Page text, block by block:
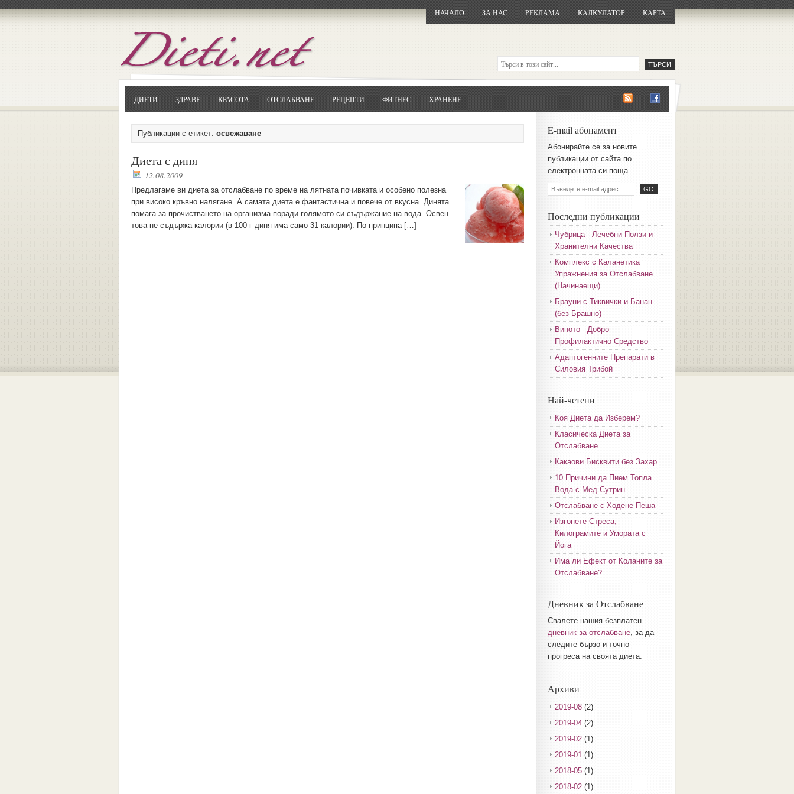
НАЧАЛО ЗА НАС РЕКЛАМА КАЛКУЛАТОР КАРТА
ДИЕТИ ЗДРАВЕ КРАСОТА ОТСЛАБВАНЕ РЕЦЕПТИ ФИТНЕС ХРАНЕНЕ
Публикации с етикет: освежаване
Диета с диня
12.08.2009
Предлагаме ви диета за отслабване по време на лятната почивката и особено полезна
при високо кръвно налягане. А самата диета е фантастична и повече от вкусна. Динята
помага за прочистването на организма поради голямото си съдържание на вода. Освен
това не съдържа калории (в 100 г диня има само 31 калории). По принципа […]
E-mail абонамент
Aбoниpaйтe ce зa нoвитe
пyбликaции oт caйтa пo
eлeктpoннaтa cи пoщa.
Последни публикации
Чубрица - Лечебни Ползи и
Хранителни Качества
Комплекс с Каланетика
Упражнения за Отслабване
(Начинаещи)
Брауни с Тиквички и Банан
(без Брашно)
Виното - Добро
Профилактично Средство
Адаптогенните Препарати в
Силовия Трибой
Най-четени
Коя Диета да Изберем?
Класическа Диета за
Отслабване
Какаови Бисквити без Захар
10 Причини да Пием Топла
Вода с Мед Сутрин
Отслабване с Ходене Пеша
Изгонете Стреса,
Килограмите и Умората с
Йога
Има ли Ефект от Коланите за
Отслабване?
Дневник за Отслабване
Свалете нашия безплатен
дневник за отслабване, за да
следите бързо и точно
прогреса на своята диета.
ОтворетеGoogle.bg
Потърсете "Cloxy"
Архиви
2019-08 (2)
2019-04 (2)
2019-02 (1)
2019-01 (1)
2018-05 (1)
2018-02 (1)